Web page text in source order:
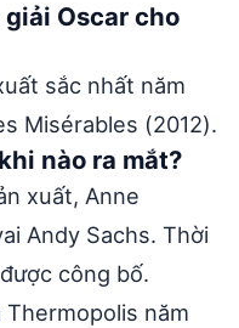
Oscar cho
sắc nhất năm
Misérables (2012).
nào ra mắt?
xuất, Anne
Andy Sachs. Thời
công bố.
năm